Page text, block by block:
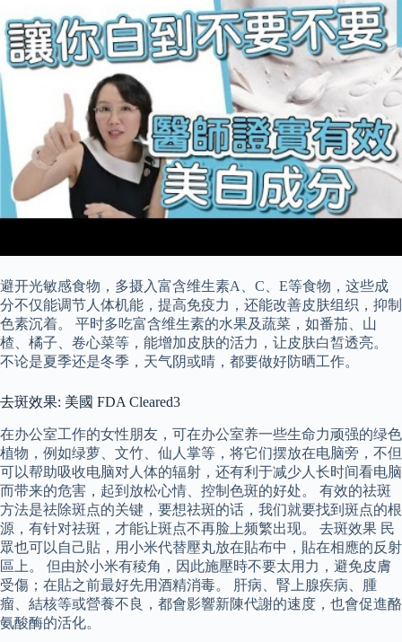
避开光敏感食物，多摄入富含维生素A、C、E等食物，这些成
分不仅能调节人体机能，提高免疫力，还能改善皮肤组织，抑制
色素沉着。 平时多吃富含维生素的水果及蔬菜，如番茄、山
楂、橘子、卷心菜等，能增加皮肤的活力，让皮肤白皙透亮。
不论是夏季还是冬季，天气阴或晴，都要做好防晒工作。
去斑效果: 美國 FDA Cleared3
在办公室工作的女性朋友，可在办公室养一些生命力顽强的绿色
植物，例如绿萝、文竹、仙人掌等，将它们摆放在电脑旁，不但
可以帮助吸收电脑对人体的辐射，还有利于减少人长时间看电脑
而带来的危害，起到放松心情、控制色斑的好处。 有效的祛斑
方法是祛除斑点的关键，要想祛斑的话，我们就要找到斑点的根
源，有针对祛斑，才能让斑点不再脸上频繁出现。 去斑效果 民
眾也可以自己貼，用小米代替壓丸放在貼布中，貼在相應的反射
區上。 但由於小米有稜角，因此施壓時不要太用力，避免皮膚
受傷；在貼之前最好先用酒精消毒。 肝病、腎上腺疾病、腫
瘤、結核等或營養不良，都會影響新陳代謝的速度，也會促進酪
氨酸酶的活化。